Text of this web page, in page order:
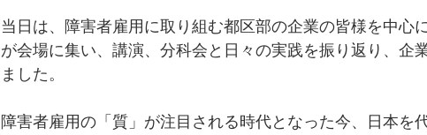
当日は、障害者雇用に取り組む都区部の企業の皆様を中心
が会場に集い、講演、分科会と日々の実践を振り返り、企
ました。
障害者雇用の「質」が注目される時代となった今、日本を